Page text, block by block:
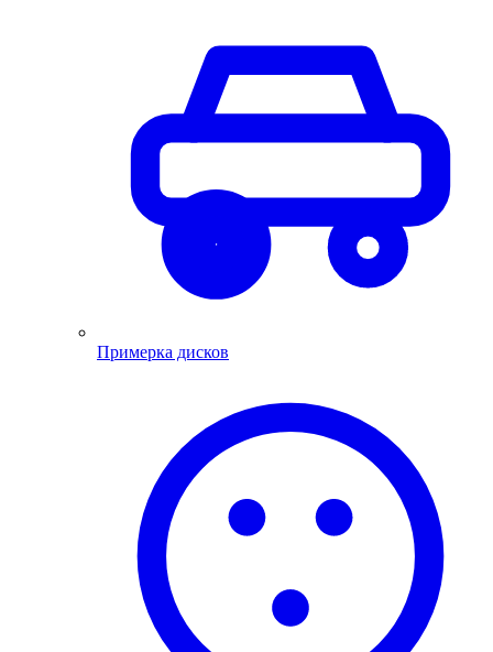
Примерка дисков